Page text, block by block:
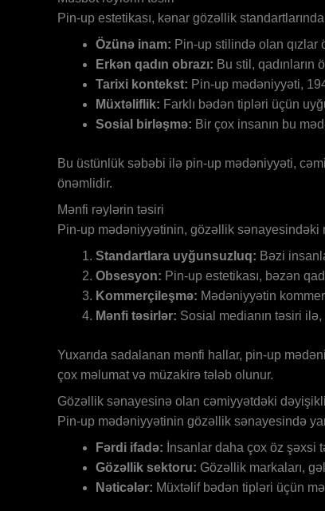
Pin-up estetikası, kənar gözəllik
Özünə inam: Pin-up stilində olan qızlar
Erkən qadın obrazı: Bu stil,
Tarixi kontekst: Pin-up mədəniyyəti,
Müxtəliflik: Farklı bədən tipləri üçün
Sosial birləşmə: Bir çox insanın bu
Bu üstünlük səbəbi ilə pin-up mədəniyyəti,
önəmlidir.
Mənfi rəylərin təsiri
Pin-up mədəniyyətinin, gözəllik sənayesindəki
Standartlara uyğunsuzluq: Bəzi
Obsesyon: Pin-up estetikası, bəzən
Kommerçileşmə: Mədəniyyətin
Mənfi təsirlər: Sosial medianın təsiri
Yuxarıda sadalanan mənfi hallar, pin-up
çox məlumat və müzakirə tələb olunur.
Gözəllik sənayesinə olan cəmiyyətdəki
Pin-up mədəniyyətinin gözəllik sənayesində
Fərdi ifadə: İnsanlar daha çox öz şəxsi
Gözəllik sektoru: Gözəllik markaları,
Nəticələr: Müxtəlif bədən tipləri üçün